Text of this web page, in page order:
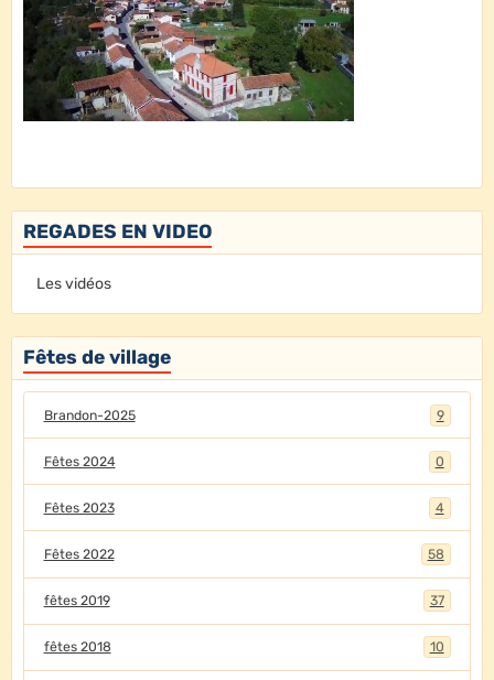
REGADES EN VIDEO
Les vidéos
Fêtes de village
Brandon-2025 9
Fêtes 2024 0
Fêtes 2023 4
Fêtes 2022 58
fêtes 2019 37
fêtes 2018 10